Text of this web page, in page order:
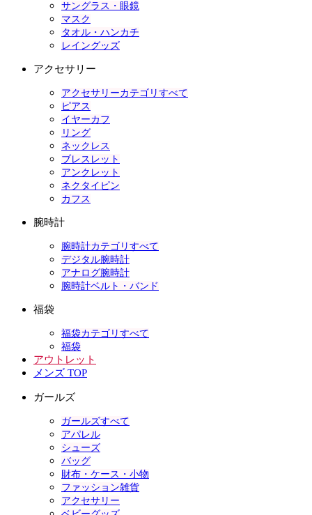
サングラス・眼鏡
マスク
タオル・ハンカチ
レイングッズ
アクセサリー
アクセサリーカテゴリすべて
ピアス
イヤーカフ
リング
ネックレス
ブレスレット
アンクレット
ネクタイピン
カフス
腕時計
腕時計カテゴリすべて
デジタル腕時計
アナログ腕時計
腕時計ベルト・バンド
福袋
福袋カテゴリすべて
福袋
アウトレット
メンズ TOP
ガールズ
ガールズすべて
アパレル
シューズ
バッグ
財布・ケース・小物
ファッション雑貨
アクセサリー